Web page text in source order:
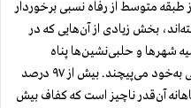
متوسط از رفاه نسبی برخوردار
بخش زیادی از آن‌هایی که در
شهرها و حلبی‌نشین‌ها پناه
برده‌اند. و فقرای دیروز، اکنون از گرسنگی به‌خود می‌پیچند. بیش از ۹۷ درصد
آن‌قدر ناچیز است که کفاف بیش